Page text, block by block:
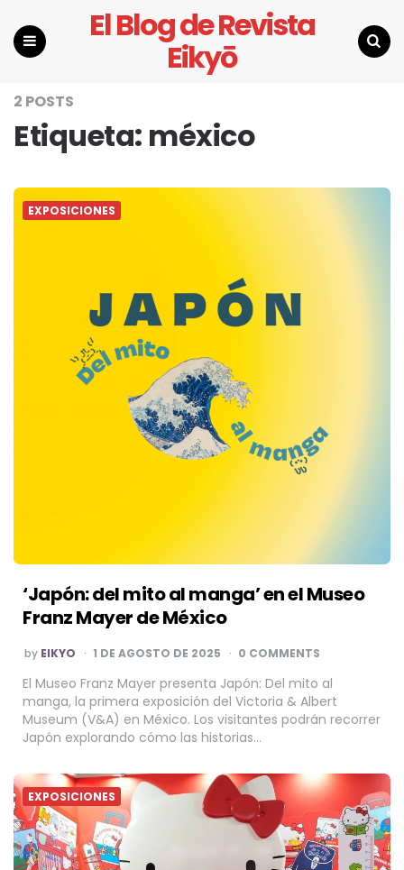
El Blog de Revista
Eikyō
2 POSTS
Etiqueta: méxico
EXPOSICIONES
‘Japón: del mito al manga’ en el Museo
Franz Mayer de México
POSTED
BY
by EIKYO 1 DE AGOSTO DE 2025 0 COMMENTS
El Museo Franz Mayer presenta Japón: Del mito al
manga, la primera exposición del Victoria & Albert
Museum (V&A) en México. Los visitantes podrán recorrer
Japón explorando cómo las historias…
EXPOSICIONES